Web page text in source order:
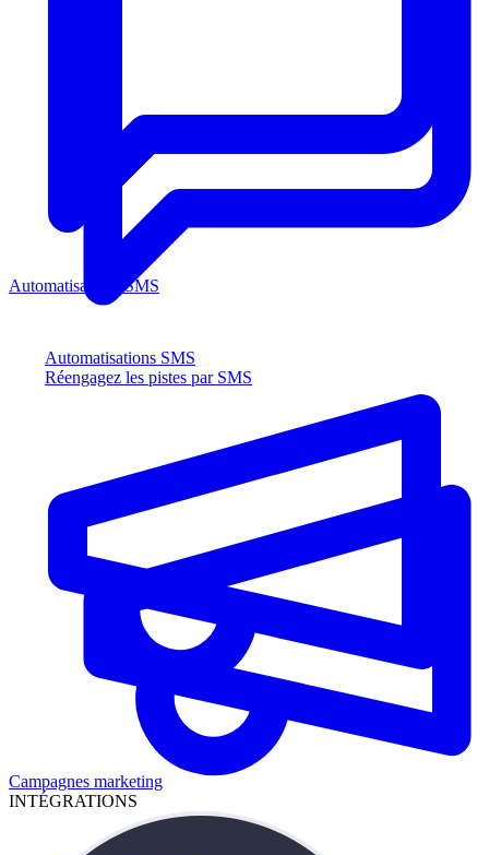
Automatisations SMS
Réengagez les pistes par SMS
Automatisations SMS
Campagnes marketing
INTÉGRATIONS